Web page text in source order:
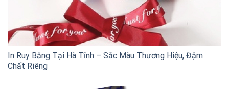
In Ruy Băng Tại Hà Tĩnh – Sắc Màu Thương Hiệu, Đậm
Chất Riêng